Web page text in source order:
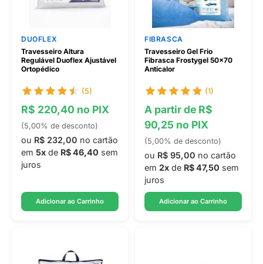
DUOFLEX
Travesseiro Altura
Regulável Duoflex Ajustável
Ortopédico
(5)
R$ 220,40 no PIX
(5,00% de desconto)
ou R$ 232,00 no cartão
em 5x de R$ 46,40 sem
juros
Adicionar ao Carrinho
FIBRASCA
Travesseiro Gel Frio
Fibrasca Frostygel 50x70
Anticalor
(1)
A partir de R$
90,25 no PIX
(5,00% de desconto)
ou R$ 95,00 no cartão
em 2x de R$ 47,50 sem
juros
Adicionar ao Carrinho